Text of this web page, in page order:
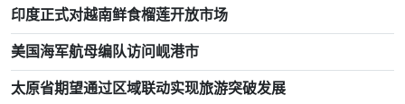
印度正式对越南鲜食榴莲开放市场
美国海军航母编队访问岘港市
太原省期望通过区域联动实现旅游突破发展